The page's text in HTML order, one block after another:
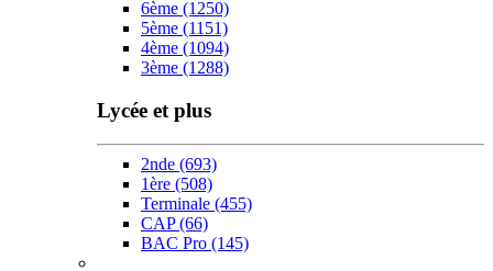
6ème (1250)
5ème (1151)
4ème (1094)
3ème (1288)
Lycée et plus
2nde (693)
1ère (508)
Terminale (455)
CAP(66)
BAC Pro (145)